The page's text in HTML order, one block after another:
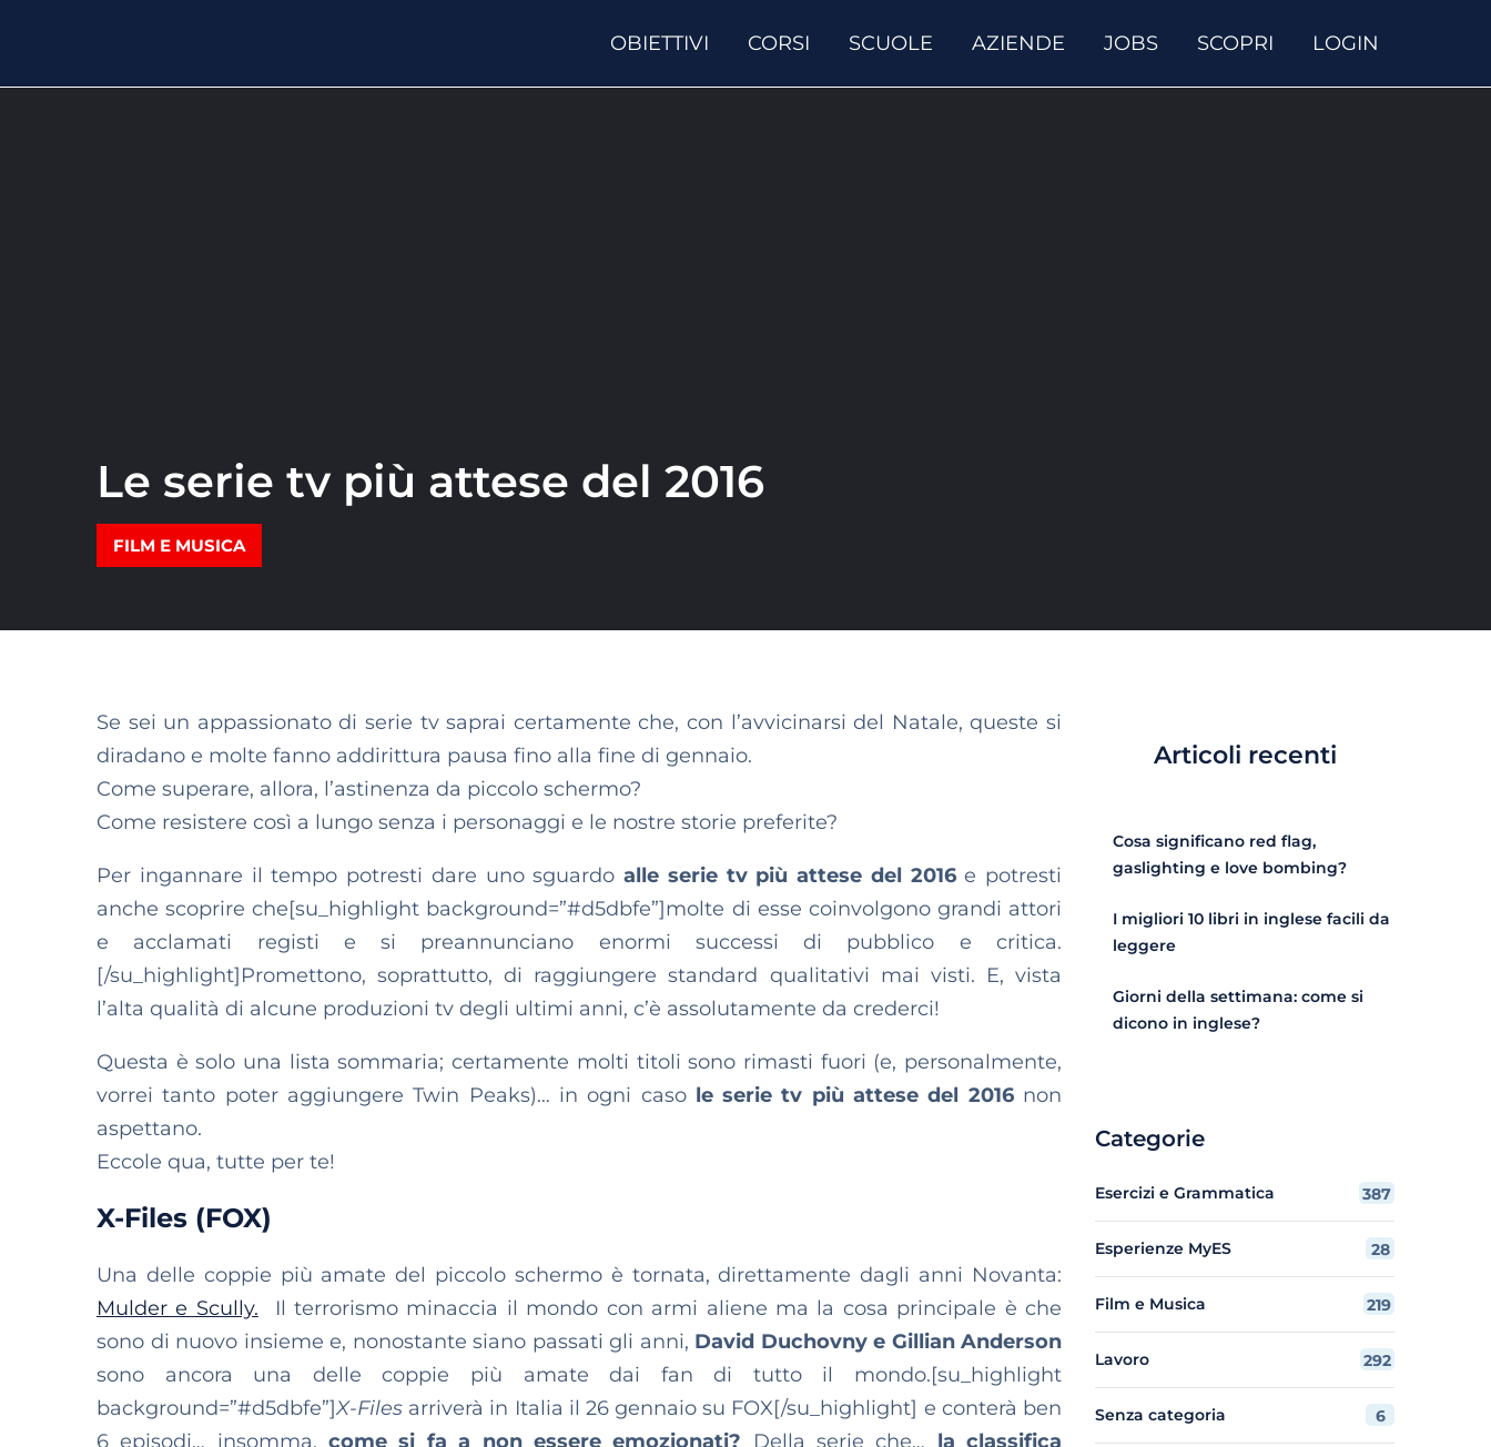
OBIETTIVI CORSI SCUOLE AZIENDE JOBS SCOPRI LOGIN
Le serie tv più attese del 2016
FILM E MUSICA
Se sei un appassionato di serie tv saprai certamente che, con l’avvicinarsi del Natale, queste si
diradano e molte fanno addirittura pausa fino alla fine di gennaio.
Come superare, allora, l’astinenza da piccolo schermo?
Come resistere così a lungo senza i personaggi e le nostre storie preferite?
Per ingannare il tempo potresti dare uno sguardo alle serie tv più attese del 2016e potresti
anche scoprire che[su_highlight background=”#d5dbfe”]molte di esse coinvolgono grandi attori
e acclamati registi e si preannunciano enormi successi di pubblico e critica.
[/su_highlight]Promettono, soprattutto, di raggiungere standard qualitativi mai visti. E, vista
l’alta qualità di alcune produzioni tv degli ultimi anni, c’è assolutamente da crederci!
Questa è solo una lista sommaria;certamente molti titoli sono rimasti fuori (e, personalmente,
vorrei tanto poter aggiungere Twin Peaks)… in ogni caso le serie tv più attese del 2016non
aspettano.
Eccole qua, tutte per te!
X-Files (FOX)
Una delle coppie più amate del piccolo schermo è tornata, direttamente dagli anni Novanta:
Mulder e Scully. Il terrorismo minaccia il mondo con armi aliene ma la cosa principale è che
sono di nuovo insieme e, nonostante siano passati gli anni, David Duchovny e Gillian Anderson
sono ancora una delle coppie più amate dai fan di tutto il mondo.[su_highlight
background=”#d5dbfe”]X-Files arriverà in Italia il 26 gennaio su FOX[/su_highlight] e conterà ben
6 episodi… insomma,come si fa a non essere emozionati? Della serie che… la classifica
Articoli recenti
Cosa significano red flag,
gaslighting e love bombing?
I migliori 10 libri in inglese facili da
leggere
Giorni della settimana: come si
dicono in inglese?
Categorie
Esercizi e Grammatica 387
Esperienze MyES 28
Film e Musica 219
Lavoro 292
Senza categoria 6